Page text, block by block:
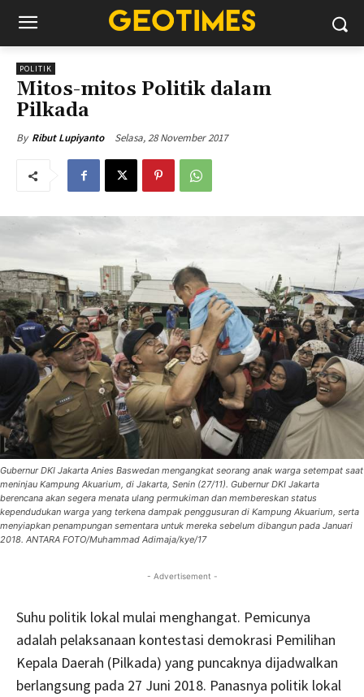
POLITIK
Mitos-mitos Politik dalam
Pilkada
By Ribut Lupiyanto Selasa, 28 November 2017
Gubernur DKI Jakarta Anies Baswedan mengangkat seorang anak warga setempat saat
meninjau Kampung Akuarium, di Jakarta, Senin (27/11). Gubernur DKI Jakarta
berencana akan segera menata ulang permukiman dan membereskan status
kependudukan warga yang terkena dampak penggusuran di Kampung Akuarium, serta
menyiapkan penampungan sementara untuk mereka sebelum dibangun pada Januari
2018. ANTARA FOTO/Muhammad Adimaja/kye/17
- Advertisement -
Suhu politik lokal mulai menghangat. Pemicunya
adalah pelaksanaan kontestasi demokrasi Pemilihan
Kepala Daerah (Pilkada) yang puncaknya dijadwalkan
berlangsung pada 27 Juni 2018. Panasnya politik lokal